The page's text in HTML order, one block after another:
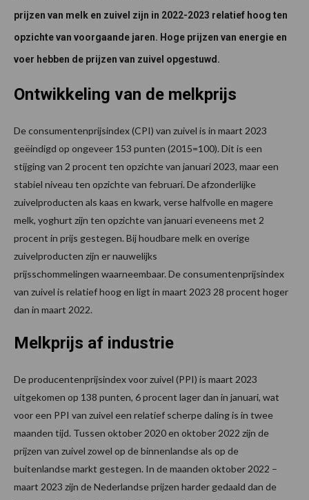
prijzen van melk en zuivel zijn in 2022-2023 relatief hoog ten
opzichte van voorgaande jaren. Hoge prijzen van energie en
voer hebben de prijzen van zuivel opgestuwd.
Ontwikkeling van de melkprijs
De consumentenprijsindex (CPI) van zuivel is in maart 2023
geëindigd op ongeveer 153 punten (2015=100). Dit is een
stijging van 2 procent ten opzichte van januari 2023, maar een
stabiel niveau ten opzichte van februari. De afzonderlijke
zuivelproducten als kaas en kwark, verse halfvolle en magere
melk, yoghurt zijn ten opzichte van januari eveneens met 2
procent in prijs gestegen. Bij houdbare melk en overige
zuivelproducten zijn er nauwelijks
prijsschommelingen waarneembaar. De consumentenprijsindex
van zuivel is relatief hoog en ligt in maart 2023 28 procent hoger
dan in maart 2022.
Melkprijs af industrie
De producentenprijsindex voor zuivel (PPI) is maart 2023
uitgekomen op 138 punten, 6 procent lager dan in januari, wat
voor een PPI van zuivel een relatief scherpe daling is in twee
maanden tijd. Tussen oktober 2020 en oktober 2022 zijn de
prijzen van zuivel zowel op de binnenlandse als op de
buitenlandse markt gestegen. In de maanden oktober 2022 –
maart 2023 zijn de Nederlandse prijzen harder gedaald dan de